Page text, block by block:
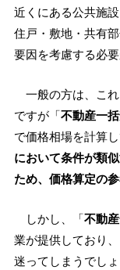
近くにある公共施
住戸・敷地・共有
要因を考慮する必要
一般の方は、こ
ですが「不動産一
で価格相場を計算
において条件が類
ため、価格算定の
しかし、「不動
業が提供しており
迷ってしまうでし